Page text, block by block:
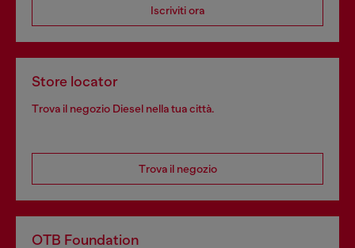
Iscriviti ora
Store locator
Trova il negozio Diesel nella tua città.
Trova il negozio
OTB Foundation